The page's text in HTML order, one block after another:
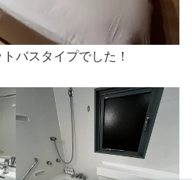
バスタイプでした！